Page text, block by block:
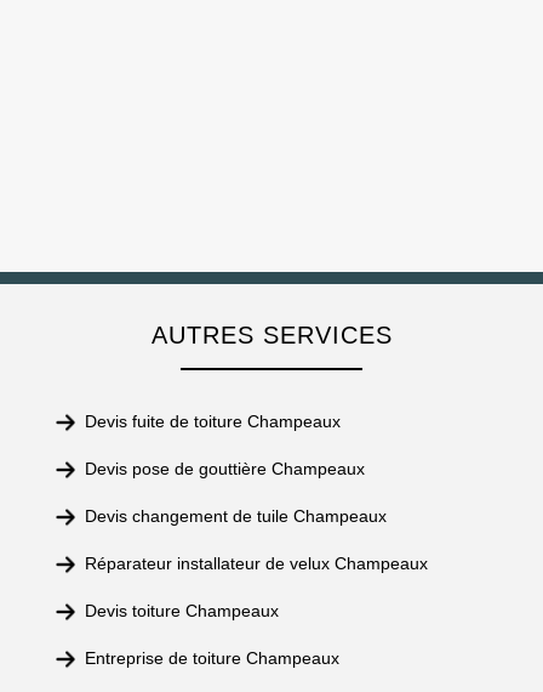
AUTRES SERVICES
Devis fuite de toiture Champeaux
Devis pose de gouttière Champeaux
Devis changement de tuile Champeaux
Réparateur installateur de velux Champeaux
Devis toiture Champeaux
Entreprise de toiture Champeaux